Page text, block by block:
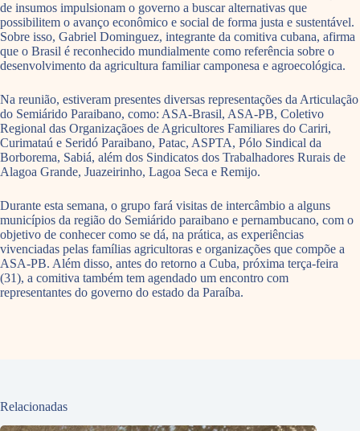
de insumos impulsionam o governo a buscar alternativas que
possibilitem o avanço econômico e social de forma justa e sustentável.
Sobre isso, Gabriel Dominguez, integrante da comitiva cubana, afirma
que o Brasil é reconhecido mundialmente como referência sobre o
desenvolvimento da agricultura familiar camponesa e agroecológica.
Na reunião, estiveram presentes diversas representações da Articulação
do Semiárido Paraibano, como: ASA-Brasil, ASA-PB, Coletivo
Regional das Organizaçãoes de Agricultores Familiares do Cariri,
Curimataú e Seridó Paraibano, Patac, ASPTA, Pólo Sindical da
Borborema, Sabiá, além dos Sindicatos dos Trabalhadores Rurais de
Alagoa Grande, Juazeirinho, Lagoa Seca e Remijo.
Durante esta semana, o grupo fará visitas de intercâmbio a alguns
municípios da região do Semiárido paraibano e pernambucano, com o
objetivo de conhecer como se dá, na prática, as experiências
vivenciadas pelas famílias agricultoras e organizações que compõe a
ASA-PB. Além disso, antes do retorno a Cuba, próxima terça-feira
(31), a comitiva também tem agendado um encontro com
representantes do governo do estado da Paraíba.
Relacionadas